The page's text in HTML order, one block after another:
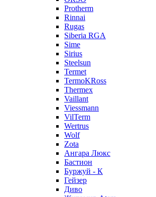
Protherm
Rinnai
Rugas
Siberia RGA
Sime
Sirius
Steelsun
Termet
TermoKRoss
Thermex
Vaillant
Viessmann
VilTerm
Wertrus
Wolf
Zota
Ангара Люкс
Бастион
Буржуй - К
Гейзер
Диво